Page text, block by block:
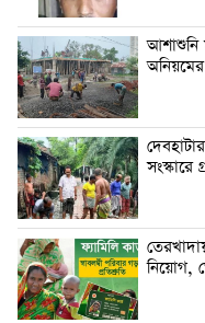
আশাশুনি
সংস্কারে
নিয়োগ,